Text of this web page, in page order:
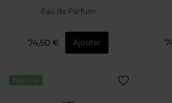
Eau de Parfum
74,50 € Ajouter
Naturel